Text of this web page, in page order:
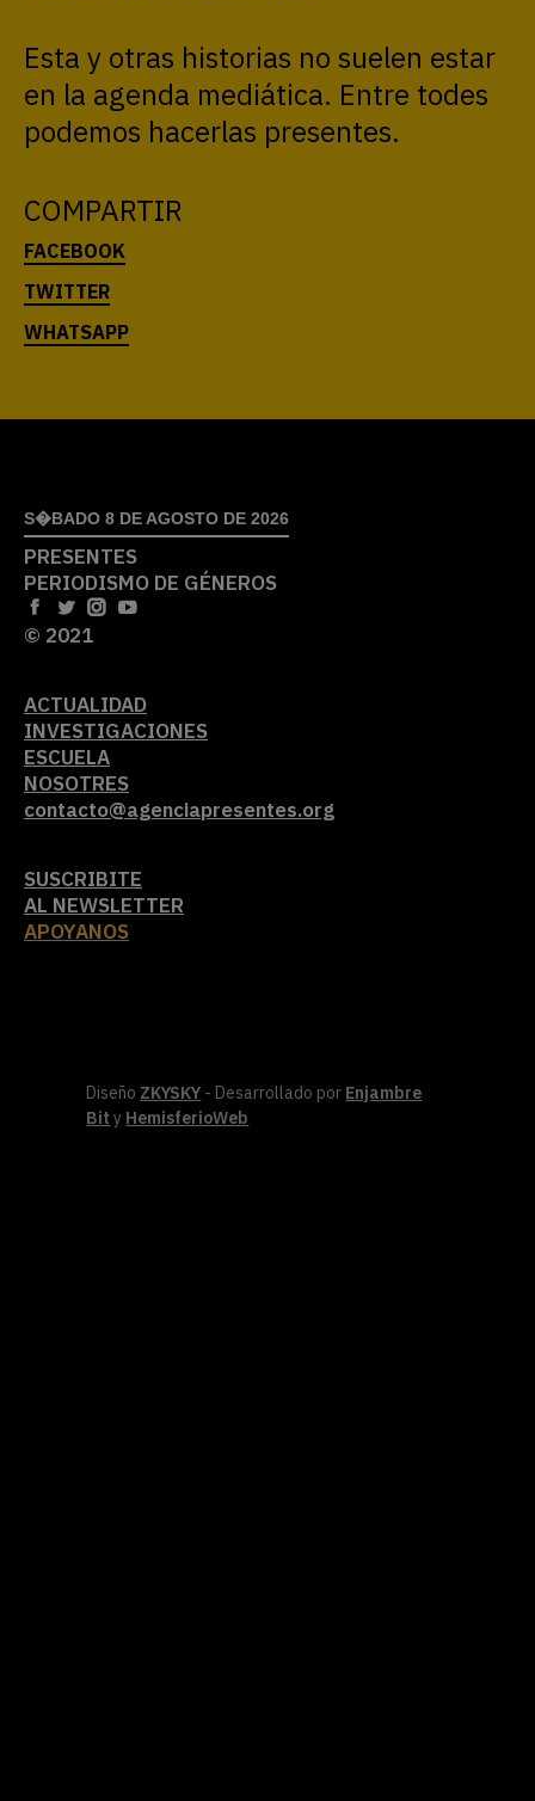
Esta y otras historias no suelen estar
en la agenda mediática. Entre todes
podemos hacerlas presentes.
COMPARTIR
S�BADO 8 DE AGOSTO DE 2026
PRESENTES
PERIODISMO DE GÉNEROS
© 2021
ACTUALIDAD
INVESTIGACIONES
ESCUELA
NOSOTRES
contacto@agenciapresentes.org
SUSCRIBITE
AL NEWSLETTER
APOYANOS
Diseño ZKYSKY - Desarrollado por Enjambre
Bit y HemisferioWeb